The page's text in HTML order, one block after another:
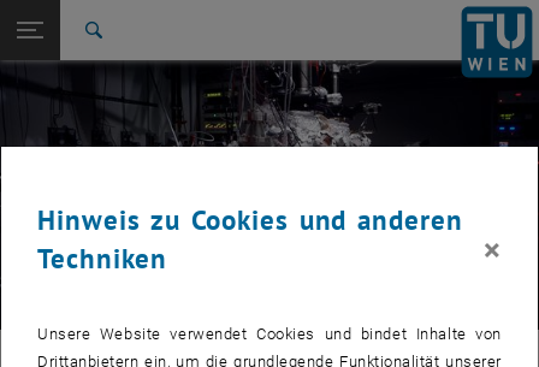
TU Login
Quicklinks
Quicklinks-Menü umschalten
Studium
International
Karriere
Zur 1. Menü Ebene
E362-Institut für Festkörperelektronik
Zurück: Subseiten von Forschung auflisten
Forschung
Optoelektronische Materialien
Forschung
Mitglieder
Ausstattung
© Simon Wegener
FKE
Hinweis zu Cookies und anderen
Techniken
×
Unsere Website verwendet Cookies und bindet Inhalte von
Drittanbietern ein, um die grundlegende Funktionalität unserer